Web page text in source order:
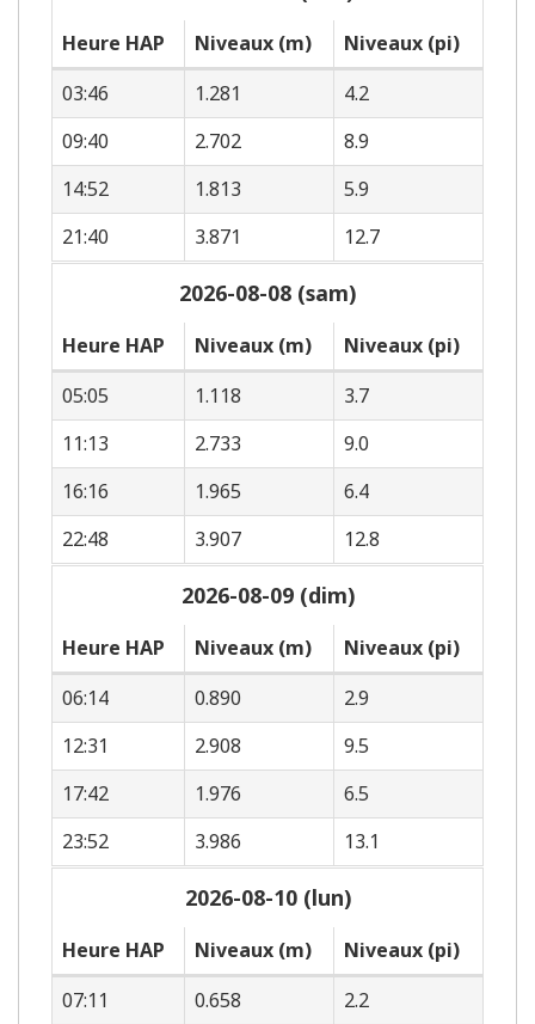
Heure HAP Niveaux (m)
Niveaux (pi)
03:46
1.281
4.2
09:40
2.702
8.9
14:52
1.813
5.9
21:40
3.871 12.7
2026-08-08 (sam)
Heure HAP Niveaux (m)
Niveaux (pi)
05:05
1.118
3.7
11:13
2.733
9.0
16:16
1.965
6.4
22:48
3.907 12.8
2026-08-09 (dim)
Heure HAP Niveaux (m)
Niveaux (pi)
06:14
0.890
2.9
12:31
2.908
9.5
17:42
1.976
6.5
23:52
3.986 13.1
2026-08-10 (lun)
Heure HAP Niveaux (m)
Niveaux (pi)
07:11
0.658
2.2